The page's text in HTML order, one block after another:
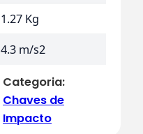
1.27 Kg
4.3 m/s2
Categoria:
Chaves de
Impacto